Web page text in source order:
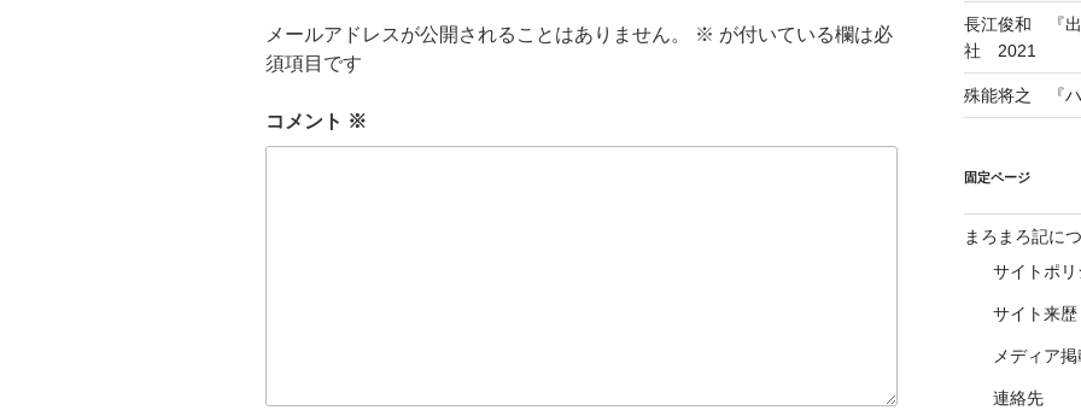
メールアドレスが公開されることはありません。 ※ が付いている欄は必
須項目です
コメント ※
長江俊和 『
社 2021
殊能将之 『
固定ページ
まろまろ記に
サイトポリ
サイト来歴
メディア
連絡先